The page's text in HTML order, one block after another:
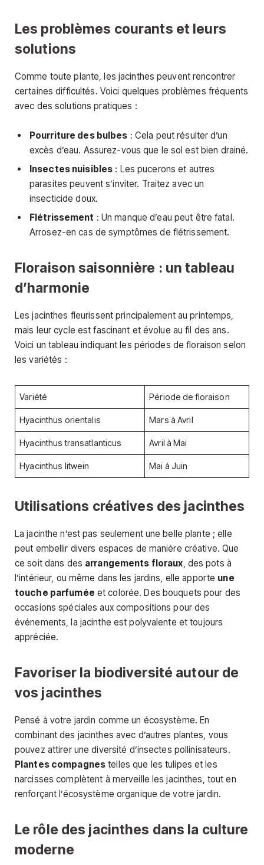
Les problèmes courants et leurs
solutions
Comme toute plante, les jacinthes peuvent rencontrer
certaines difficultés. Voici quelques problèmes fréquents
avec des solutions pratiques :
Pourriture des bulbes : Cela peut résulter d’un
excès d’eau. Assurez-vous que le sol est bien drainé.
Insectes nuisibles : Les pucerons et autres
parasites peuvent s’inviter. Traitez avec un
insecticide doux.
Flétrissement : Un manque d’eau peut être fatal.
Arrosez-en cas de symptômes de flétrissement.
Floraison saisonnière : un tableau
d’harmonie
Les jacinthes fleurissent principalement au printemps,
mais leur cycle est fascinant et évolue au fil des ans.
Voici un tableau indiquant les périodes de floraison selon
les variétés :
Variété Période de floraison
Hyacinthus orientalis Mars à Avril
Hyacinthus transatlanticus Avril à Mai
Hyacinthus litwein Mai à Juin
Utilisations créatives des jacinthes
La jacinthe n’est pas seulement une belle plante ; elle
peut embellir divers espaces de manière créative. Que
ce soit dans des arrangements floraux, des pots à
l’intérieur, ou même dans les jardins, elle apporte une
touche parfumée et colorée. Des bouquets pour des
occasions spéciales aux compositions pour des
événements, la jacinthe est polyvalente et toujours
appréciée.
Favoriser la biodiversité autour de
vos jacinthes
Pensé à votre jardin comme un écosystème. En
combinant des jacinthes avec d’autres plantes, vous
pouvez attirer une diversité d’insectes pollinisateurs.
Plantes compagnes telles que les tulipes et les
narcisses complètent à merveille les jacinthes, tout en
renforçant l’écosystème organique de votre jardin.
Le rôle des jacinthes dans la culture
moderne